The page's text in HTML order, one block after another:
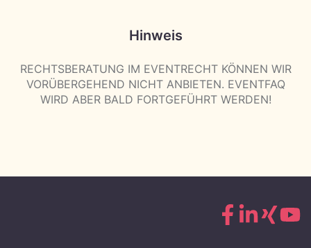
Hinweis
RECHTSBERATUNG IM EVENTRECHT KÖNNEN WIR
VORÜBERGEHEND NICHT ANBIETEN. EVENTFAQ
WIRD ABER BALD FORTGEFÜHRT WERDEN!